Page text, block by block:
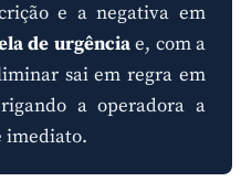
e a negativa em
de urgênciae, com a
sai em regra em
a operadora a
imediato.